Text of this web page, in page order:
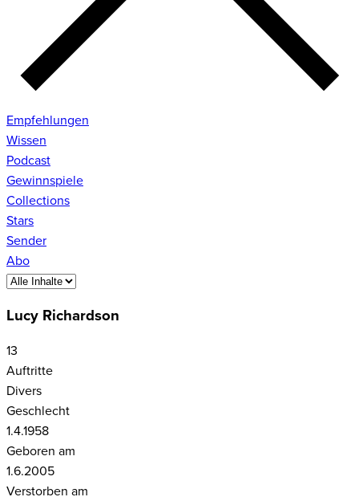
Empfehlungen
Wissen
Podcast
Gewinnspiele
Collections
Stars
Sender
Abo
Lucy Richardson
13
Auftritte
Divers
Geschlecht
1.4.1958
Geboren am
1.6.2005
Verstorben am